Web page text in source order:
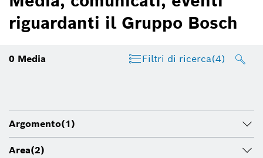
riguardanti il Gruppo Bosch
0 Media Filtri di ricerca(4)
Argomento(1)
Area(2)